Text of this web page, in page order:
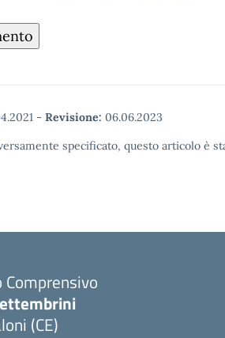
- Revisione: 06.06.2023
specificato, questo articolo è
(CE)